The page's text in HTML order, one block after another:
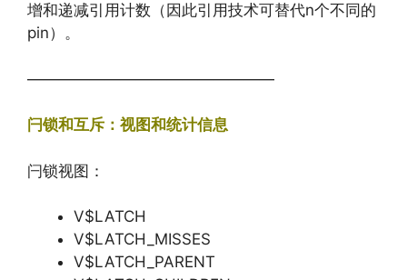
增和递减引用计数（因此引用技术可替代n个不同的
pin）。
————————————————
闩锁和互斥：视图和统计信息
闩锁视图：
V$LATCH
V$LATCH_MISSES
V$LATCH_PARENT